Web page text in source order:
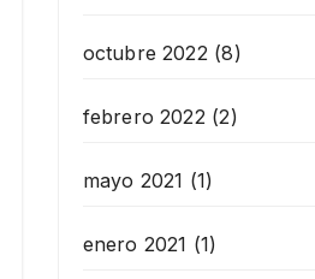
octubre 2022(8)
febrero 2022(2)
mayo 2021 (1)
enero 2021 (1)